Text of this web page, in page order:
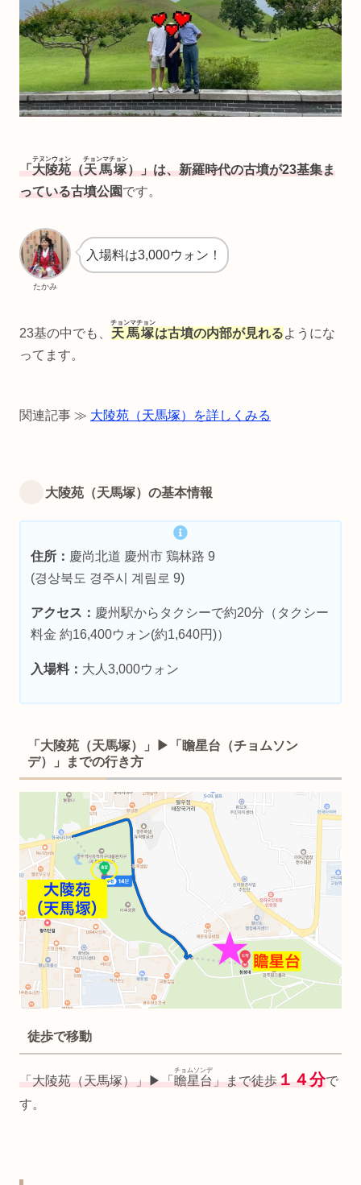
「大陵苑
テヌンウォン
（天馬塚
チョンマチョン
）」は、新羅時代の古墳が23基集ま
っている古墳公園です。
たかみ
入場料は3,000ウォン！
23基の中でも、 天馬塚
チョンマチョン
は古墳の内部が見れるようにな
ってます。
関連記事 ≫ 大陵苑（天馬塚）を詳しくみる
大陵苑（天馬塚）の基本情報
住所： 慶尚北道 慶州市 鶏林路 9
(경상북도 경주시 계림로 9)
アクセス： 慶州駅からタクシーで約20分（タクシー
料金 約16,400ウォン(約1,640円)）
入場料： 大人3,000ウォン
「大陵苑（天馬塚）」▶︎「 瞻星台 （チョムソン
デ）」までの行き方
徒歩で移動
「大陵苑（天馬塚）」▶︎「瞻星台
チョムソンデ
」まで徒歩１４分で
す。